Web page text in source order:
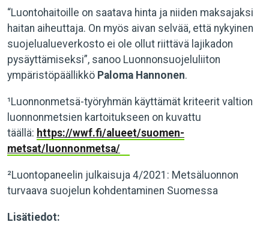
“Luontohaitoille on saatava hinta ja niiden maksajaksi
haitan aiheuttaja. On myös aivan selvää, että nykyinen
suojelualueverkosto ei ole ollut riittävä lajikadon
pysäyttämiseksi”, sanoo Luonnonsuojeluliiton
ympäristöpäällikkö Paloma Hannonen.
¹Luonnonmetsä-työryhmän käyttämät kriteerit valtion
luonnonmetsien kartoitukseen on kuvattu
täällä: https://wwf.fi/alueet/suomen-
metsat/luonnonmetsa/
²Luontopaneelin julkaisuja 4/2021: Metsäluonnon
turvaava suojelun kohdentaminen Suomessa
Lisätiedot: